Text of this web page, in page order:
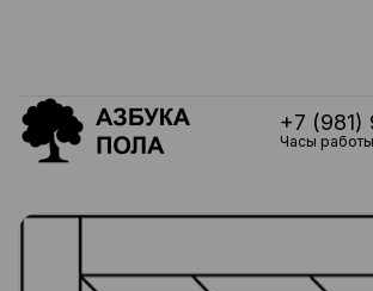
+7 (981)
Часы